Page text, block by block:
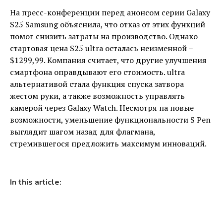
На пресс-конференции перед анонсом серии Galaxy
S25 Samsung объяснила, что отказ от этих функций
помог снизить затраты на производство. Однако
стартовая цена S25 ultra осталась неизменной –
$1299,99. Компания считает, что другие улучшения
смартфона оправдывают его стоимость. ultra
альтернативой стала функция спуска затвора
жестом руки, а также возможность управлять
камерой через Galaxy Watch. Несмотря на новые
возможности, уменьшение функциональности S Pen
выглядит шагом назад для флагмана,
стремившегося предложить максимум инноваций.
In this article: